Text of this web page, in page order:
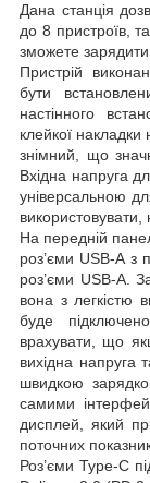
Дана станція
до 8 пристроїв,
зможете
Пристрій
бути
настінного
клейкої накладки
знімний, що
Вхідна напруга
універсальною
На передній
роз’єми USB-A з
роз’єми USB-A.
вона з легкістю
буде
врахувати, що
вихідна напруга
швидкою
самими
дисплей, який
поточних
Роз’єми Type-C